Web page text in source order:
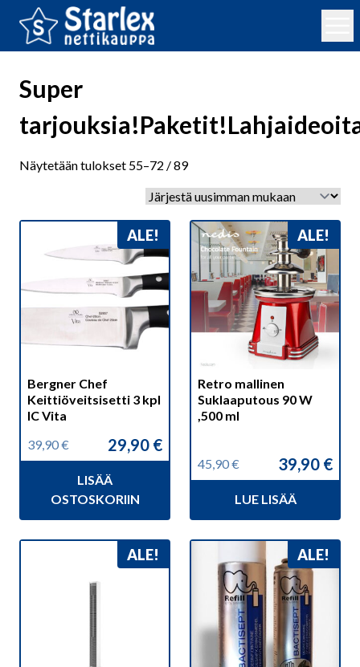
Super
Näytetään tulokset 55–72 / 89Sorted
latest
ALE!
Bergner Chef
Keittiöveitsisetti 3 kpl
IC Vita
39,90€
Alkuperäinen
39,90 €.
29,90 €
Nykyinen
29,90 €.
LISÄÄ
OSTOSKORIIN
ALE!
Retro mallinen
Suklaaputous 90 W
,500 ml
45,90€
Alkuperäinen
45,90 €.
39,90 €
Nykyinen
39,90 €.
LUE LISÄÄ
ALE! ALE!